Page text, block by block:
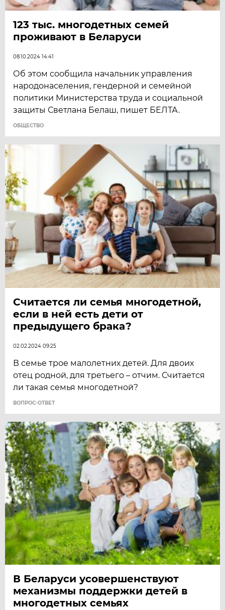
123 тыс. многодетных семей
проживают в Беларуси
08.10.2024 14:41
Об этом сообщила начальник управления
народонаселения, гендерной и семейной
политики Министерства труда и социальной
защиты Светлана Белаш, пишет БЕЛТА.
ОБЩЕСТВО
Считается ли семья многодетной,
если в ней есть дети от
предыдущего брака?
02.02.2024 09:25
В семье трое малолетних детей. Для двоих
отец родной, для третьего – отчим. Считается
ли такая семья многодетной?
ВОПРОС-ОТВЕТ
В Беларуси усовершенствуют
механизмы поддержки детей в
многодетных семьях